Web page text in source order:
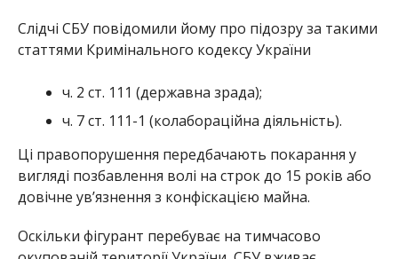
Слідчі СБУ повідомили йому про підозру за такими
статтями Кримінального кодексу України
ч. 2 ст. 111 (державна зрада);
ч. 7 ст. 111-1 (колабораційна діяльність).
Ці правопорушення передбачають покарання у
вигляді позбавлення волі на строк до 15 років або
довічне ув’язнення з конфіскацією майна.
Оскільки фігурант перебуває на тимчасово